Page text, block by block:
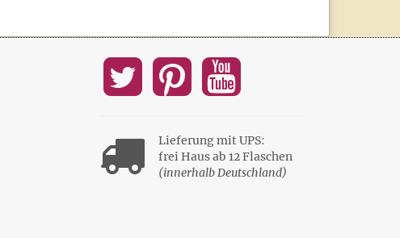
Lieferung mit UPS:
frei Haus ab 12 Flaschen
(innerhalb Deutschland)